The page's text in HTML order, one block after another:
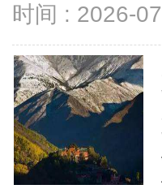
时间 : 2026-